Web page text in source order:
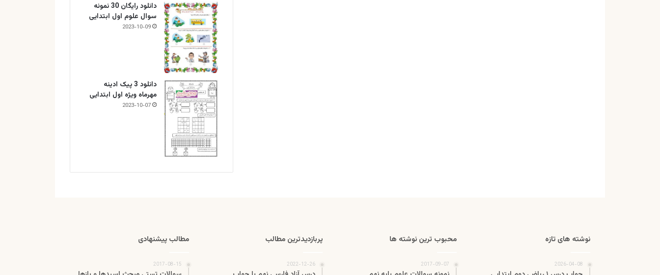
دانلود رایگان 30 نمونه
سوال علوم اول ابتدایی
2023-10-09
دانلود 3 پیک ادینه
مهرماه ویژه اول ابتدایی
2023-10-07
نوشته های تازه
2026-04-08
محبوب ترین نوشته ها
2017-09-07
پربازدیدترین مطالب
2022-12-26
مطالب پیشنهادی
2017-08-15